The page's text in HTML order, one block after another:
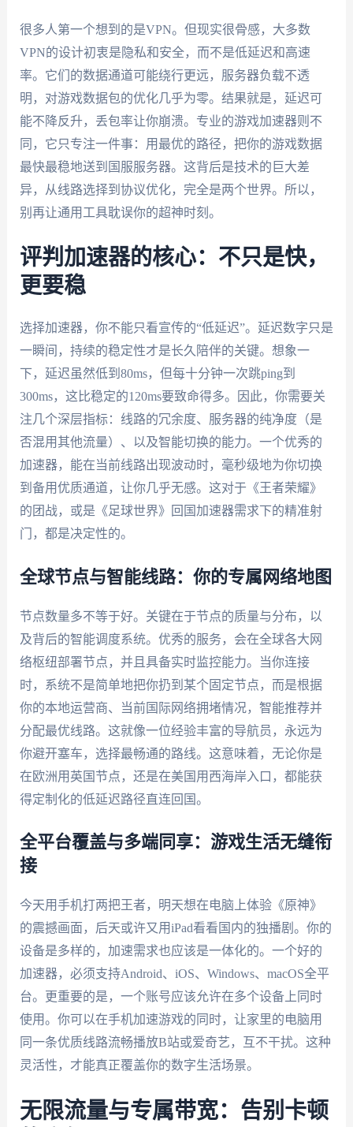
很多人第一个想到的是VPN。但现实很骨感，大多数
VPN的设计初衷是隐私和安全，而不是低延迟和高速
率。它们的数据通道可能绕行更远，服务器负载不透
明，对游戏数据包的优化几乎为零。结果就是，延迟可
能不降反升，丢包率让你崩溃。专业的游戏加速器则不
同，它只专注一件事：用最优的路径，把你的游戏数据
最快最稳地送到国服服务器。这背后是技术的巨大差
异，从线路选择到协议优化，完全是两个世界。所以，
别再让通用工具耽误你的超神时刻。
评判加速器的核心：不只是快，
更要稳
选择加速器，你不能只看宣传的“低延迟”。延迟数字只是
一瞬间，持续的稳定性才是长久陪伴的关键。想象一
下，延迟虽然低到80ms，但每十分钟一次跳ping到
300ms，这比稳定的120ms要致命得多。因此，你需要关
注几个深层指标：线路的冗余度、服务器的纯净度（是
否混用其他流量）、以及智能切换的能力。一个优秀的
加速器，能在当前线路出现波动时，毫秒级地为你切换
到备用优质通道，让你几乎无感。这对于《王者荣耀》
的团战，或是《足球世界》回国加速器需求下的精准射
门，都是决定性的。
全球节点与智能线路：你的专属网络地图
节点数量多不等于好。关键在于节点的质量与分布，以
及背后的智能调度系统。优秀的服务，会在全球各大网
络枢纽部署节点，并且具备实时监控能力。当你连接
时，系统不是简单地把你扔到某个固定节点，而是根据
你的本地运营商、当前国际网络拥堵情况，智能推荐并
分配最优线路。这就像一位经验丰富的导航员，永远为
你避开塞车，选择最畅通的路线。这意味着，无论你是
在欧洲用英国节点，还是在美国用西海岸入口，都能获
得定制化的低延迟路径直连回国。
全平台覆盖与多端同享：游戏生活无缝衔
接
今天用手机打两把王者，明天想在电脑上体验《原神》
的震撼画面，后天或许又用iPad看看国内的独播剧。你的
设备是多样的，加速需求也应该是一体化的。一个好的
加速器，必须支持Android、iOS、Windows、macOS全平
台。更重要的是，一个账号应该允许在多个设备上同时
使用。你可以在手机加速游戏的同时，让家里的电脑用
同一条优质线路流畅播放B站或爱奇艺，互不干扰。这种
灵活性，才能真正覆盖你的数字生活场景。
无限流量与专属带宽：告别卡顿